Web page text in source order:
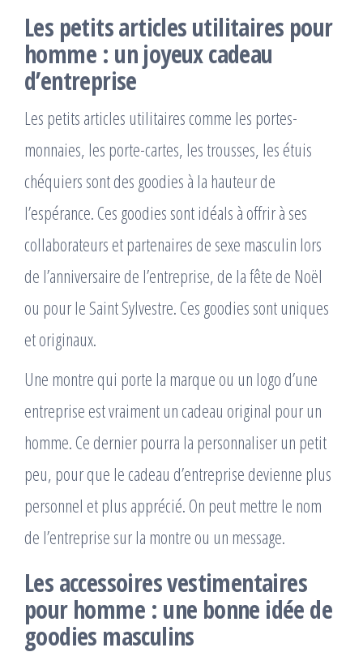
Les petits articles utilitaires pour
homme : un joyeux cadeau
d’entreprise
Les petits articles utilitaires comme les portes-
monnaies, les porte-cartes, les trousses, les étuis
chéquiers sont des goodies à la hauteur de
l’espérance. Ces goodies sont idéals à offrir à ses
collaborateurs et partenaires de sexe masculin lors
de l’anniversaire de l’entreprise, de la fête de Noël
ou pour le Saint Sylvestre. Ces goodies sont uniques
et originaux.
Une montre qui porte la marque ou un logo d’une
entreprise est vraiment un cadeau original pour un
homme. Ce dernier pourra la personnaliser un petit
peu, pour que le cadeau d’entreprise devienne plus
personnel et plus apprécié. On peut mettre le nom
de l’entreprise sur la montre ou un message.
Les accessoires vestimentaires
pour homme : une bonne idée de
goodies masculins